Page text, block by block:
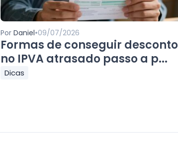
PorDaniel•09/07/2026
Formas de conseguir desconto
no IPVA atrasado passo a p...
Dicas